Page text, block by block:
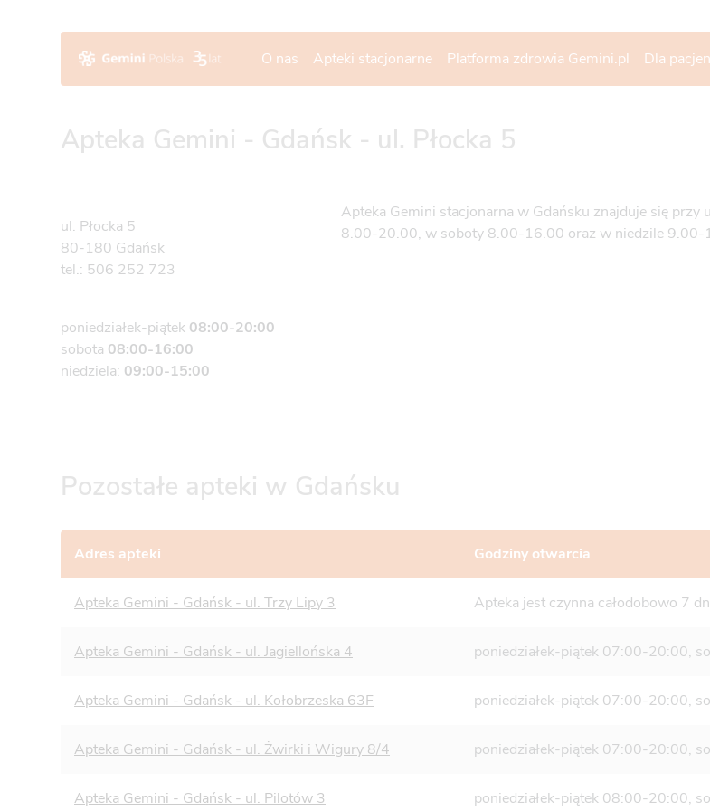
O nas Apteki stacjonarne Platforma zdrowia Gemini.pl Dla
Apteka Gemini - Gdańsk - ul. Płocka 5
ul. Płocka 5
80-180 Gdańsk
tel.: 506 252 723
poniedziałek-piątek 08:00-20:00
sobota 08:00-16:00
niedziela: 09:00-15:00
Apteka Gemini stacjonarna w Gdańsku znajduje się przy
8.00-20.00, w soboty 8.00-16.00 oraz w niedzile 9.00-
Pozostałe apteki w Gdańsku
Adres apteki Godziny otwarcia
Apteka Gemini - Gdańsk - ul. Trzy Lipy 3 Apteka jest czynna całodobowo 7
Apteka Gemini - Gdańsk - ul. Jagiellońska 4 poniedziałek-piątek 07:00-20:00,
Apteka Gemini - Gdańsk - ul. Kołobrzeska 63F poniedziałek-piątek 07:00-20:00,
Apteka Gemini - Gdańsk - ul. Żwirki i Wigury 8/4 poniedziałek-piątek 07:00-20:00,
Apteka Gemini - Gdańsk - ul. Pilotów 3 poniedziałek-piątek 08:00-20:00,